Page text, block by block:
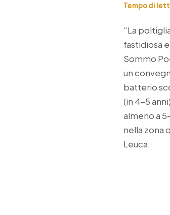
Tempo di
“La
fastidiosa
Sommo
un
batterio
(in 4-5
almeno a
nella zona
Leuca.